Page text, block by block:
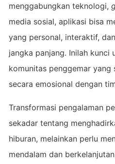
menggabungkan teknologi,
media sosial, aplikasi bisa
yang personal, interaktif,
jangka panjang. Inilah kunci
komunitas penggemar yang
secara emosional dengan
Transformasi pengalaman
sekadar tentang
hiburan, melainkan perlu
mendalam dan